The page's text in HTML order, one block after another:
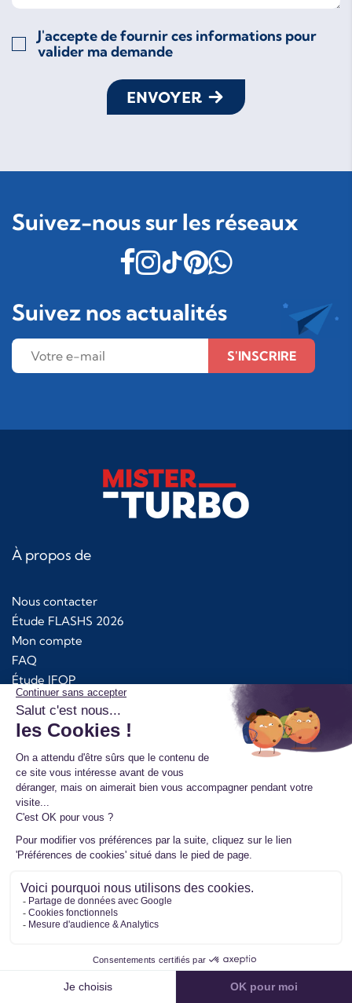
J'accepte de fournir ces informations pour
valider ma demande
ENVOYER
Suivez-nous sur les réseaux
Suivez nos actualités
S'INSCRIRE
À propos de
Nous contacter
Étude FLASHS 2026
Mon compte
FAQ
Étude IFOP
Conseils et tutos
Mister Turbo Avis
Gérer vos cookies
Produits
Turbo
Injecteurs
Pompe Haute Pression
Pompe à Huile
Additifs Bardahl